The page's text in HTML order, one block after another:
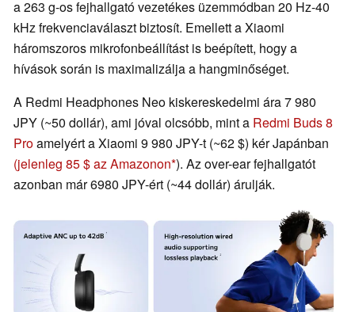
a 263 g-os fejhallgató vezetékes üzemmódban 20 Hz-40
kHz frekvenciaválaszt biztosít. Emellett a Xiaomi
háromszoros mikrofonbeállítást is beépített, hogy a
hívások során is maximalizálja a hangminőséget.
A Redmi Headphones Neo kiskereskedelmi ára 7 980
JPY (~50 dollár), ami jóval olcsóbb, mint a Redmi Buds 8
Proamelyért a Xiaomi 9 980 JPY-t (~62 $) kér Japánban
(jelenleg 85 $ az Amazonon ). Az over-ear fejhallgatót
azonban már 6980 JPY-ért (~44 dollár) árulják.